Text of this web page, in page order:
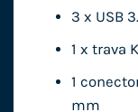
3 x USB
1 x trava
1
mm